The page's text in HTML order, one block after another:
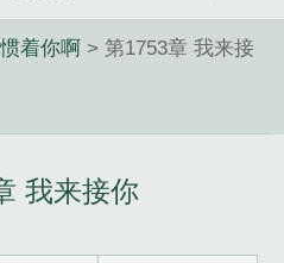
着你啊 > 第1753章 我来接
我来接你